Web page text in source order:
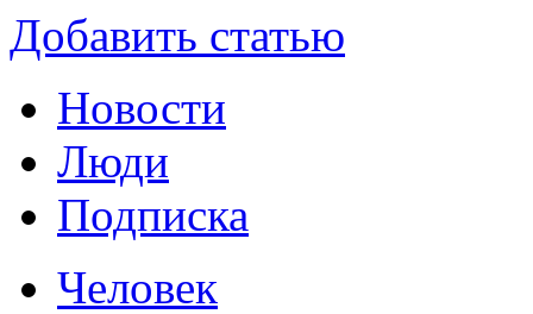
Добавить статью
Новости
Люди
Подписка
Человек